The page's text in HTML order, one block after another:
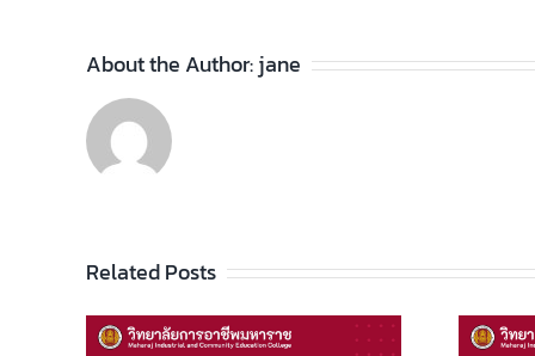
About the Author:jane
Related Posts